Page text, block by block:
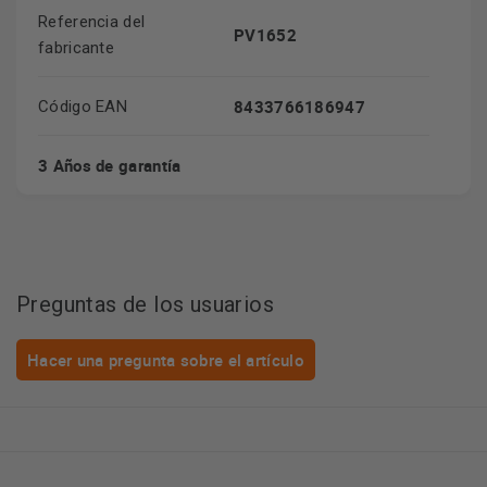
Referencia del
fabricante
PV1652
Código EAN 8433766186947
3 Años de garantía
Preguntas de los usuarios
Hacer una pregunta sobre el artículo